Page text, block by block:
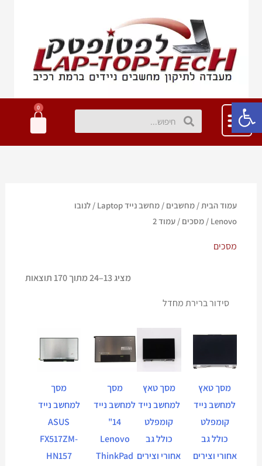
פתח סרגל נגישות חיפושחיפוש
0
עגלת
קניות
עמוד הבית/ מחשבים / מחשב נייד Laptop / לנובו
Lenovo
/ מסכים / עמוד 2
מסכים
מציג 13–24 מתוך 170 תוצאות
מסך טאץ
למחשב נייד
קומפלט
כולל גב
אחורי וצירים
מסך טאץ
למחשב נייד
קומפלט
כולל גב
אחורי וצירים
מסך
למחשב נייד
14"
Lenovo
ThinkPad
מסך
למחשב נייד
ASUS
FX517ZM-
HN157